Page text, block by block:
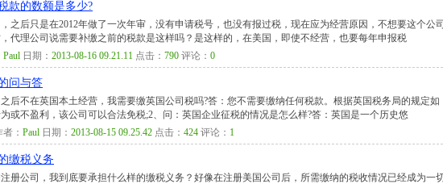
款的数额是多少?
之后只是在2012年做了一次年审，没有申请税号，也没有报过税，现在应为经营原因，不想要这个公司
代理公司说需要补缴之前的税款是这样吗？是这样的，在美国，即使不经营，也要每年申报税
Paul 日期： 2013-08-16 09.21.11 点击： 790 评论： 0
问与答
后不在英国本土经营，我需要缴英国公司税吗?答：您不需要缴纳任何税款。根据英国税务局的规定如
或不盈利，该公司可以合法免税;2、问：英国企业征税的情况是怎么样?答：英国是一个历史悠
者： Paul 日期： 2013-08-15 09.25.42 点击： 424 评论： 1
缴税义务
册公司，我到底要承担什么样的缴税义务？好像在注册美国公司后，所需缴纳的税收情况已经成为一